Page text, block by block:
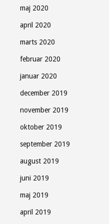
maj 2020
april 2020
marts 2020
februar 2020
januar 2020
december 2019
november 2019
oktober 2019
september 2019
august 2019
juni 2019
maj 2019
april 2019